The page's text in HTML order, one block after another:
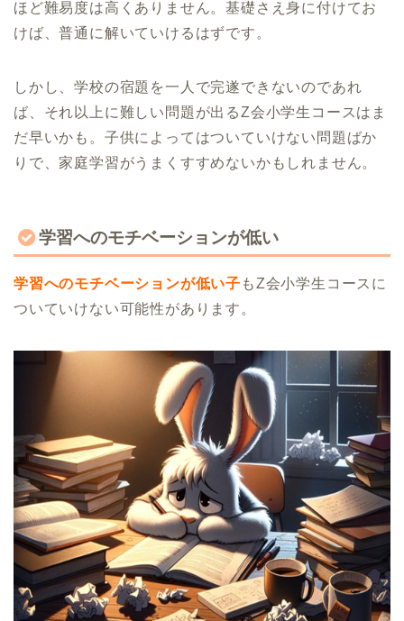
ほど難易度は高くありません。基礎さえ身に付けてお
けば、普通に解いていけるはずです。
しかし、学校の宿題を一人で完遂できないのであれ
ば、それ以上に難しい問題が出るZ会小学生コースはま
だ早いかも。子供によってはついていけない問題ばか
りで、家庭学習がうまくすすめないかもしれません。
学習へのモチベーションが低い
学習へのモチベーションが低い子 もZ会小学生コースに
ついていけない可能性があります。